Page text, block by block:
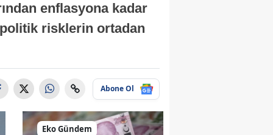
enflasyona kadar
risklerin ortadan
Abone Ol
Eko Gündem